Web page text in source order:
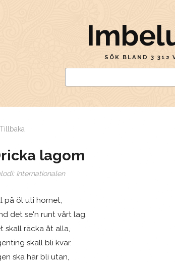
SÖK BLAND 3 312
lagom
Internationalen
på öl uti hornet,
det se'n runt vårt lag.
skall räcka åt alla,
skall bli kvar.
ska här bli utan,